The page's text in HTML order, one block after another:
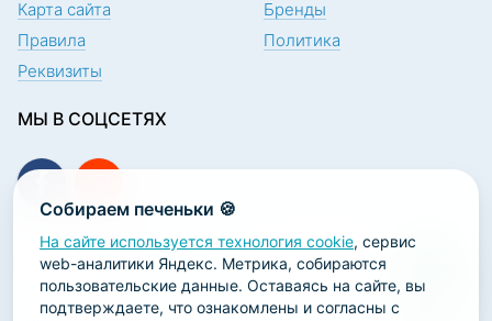
Собираем печеньки 🍪
На сайте используется технология cookie, сервис
web-аналитики Яндекс. Метрика, собираются
пользовательские данные. Оставаясь на сайте, вы
подтверждаете, что ознакомлены и согласны с
Карта сайта
Бренды
Правила
Политика
Реквизиты
МЫ В СОЦСЕТЯХ
ПОДПИСКА НА НОВОСТИ